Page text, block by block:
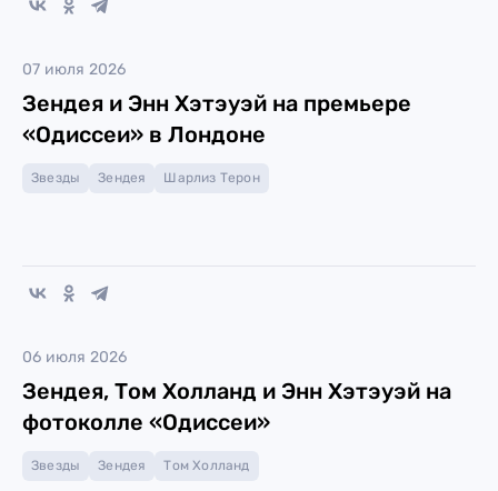
07 июля 2026
Зендея и Энн Хэтэуэй на премьере
«Одиссеи» в Лондоне
Звезды Зендея Шарлиз Терон
06 июля 2026
Зендея, Том Холланд и Энн Хэтэуэй на
фотоколле «Одиссеи»
Звезды Зендея Том Холланд